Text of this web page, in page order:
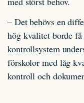
– Det behövs en
hög kvalitet borde
kontrollsystem
förskolor med låg
kontroll och